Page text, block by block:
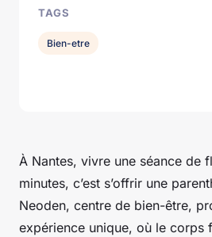
À Nantes, vivre une séance de
minutes, c’est s’offrir une
Neoden, centre de bien-être,
expérience unique, où le corps
TAGS
Bien-etre